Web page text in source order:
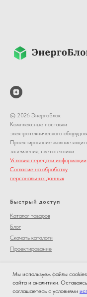
© 2026 ЭнергоБлок
Комплексные поставки
электротехнического
Проектирование
заземления, светотехники
Условия передачи информации
Согласие на обработку
персональных данных
Быстрый доступ
Каталог товаров
Блог
Скачать каталоги
Проектирование
Мы используем файлы
сайта и аналитики.
соглашаетесь с условиями